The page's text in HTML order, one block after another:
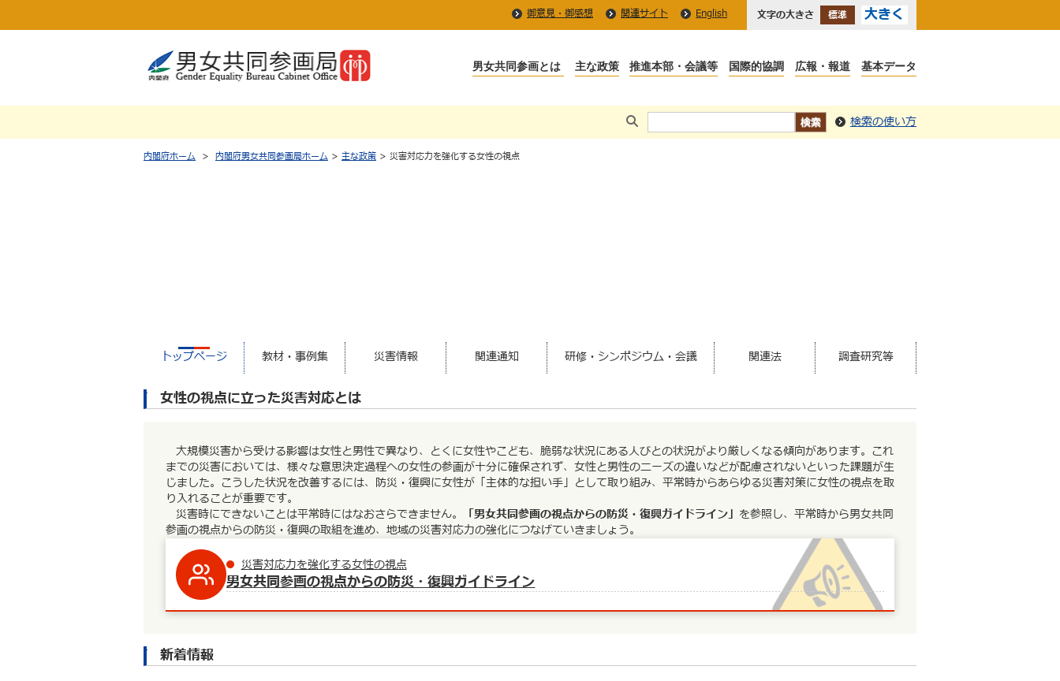
御意見・御感想 関連サイト English 文字の大きさ 標準 大きく
検索の使い方
内閣府ホーム > 内閣府男女共同参画局ホーム > 主な政策 > 災害対応力を強化する女性の視点
トップページ 教材・事例集 災害情報 関連通知 研修・シンポジウム・会議 関連法 調査研究等
女性の視点に立った災害対応とは
大規模災害から受ける影響は女性と男性で異なり、とくに女性やこども、脆弱な状況にある人びとの状況がより厳しくなる傾向があります。これ
までの災害においては、様々な意思決定過程への女性の参画が十分に確保されず、女性と男性のニーズの違いなどが配慮されないといった課題が生
じました。こうした状況を改善するには、防災・復興に⼥性が「主体的な担い⼿」として取り組み、平常時からあらゆる災害対策に女性の視点を取
り入れることが重要です。
災害時にできないことは平常時にはなおさらできません。
「男女共同参画の視点からの防災・復興ガイドライン」 を参照し、平常時から男女共同
参画の視点からの防災・復興の取組を進め、地域の災害対応力の強化につなげていきましょう。
災害対応力を強化する女性の視点
男女共同参画の視点からの防災・復興ガイドライン
新着情報